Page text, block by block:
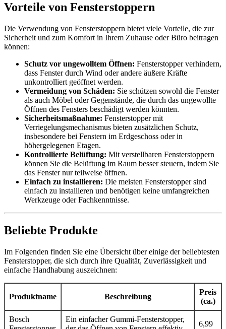
Vorteile von Fensterstoppern
Die Verwendung von Fensterstoppern bietet viele Vorteile, die zur
Sicherheit und zum Komfort in Ihrem Zuhause oder Büro beitragen
können:
Schutz vor ungewolltem Öffnen: Fensterstopper verhindern,
dass Fenster durch Wind oder andere äußere Kräfte
unkontrolliert geöffnet werden.
Vermeidung von Schäden: Sie schützen sowohl die Fenster
als auch Möbel oder Gegenstände, die durch das ungewollte
Öffnen des Fensters beschädigt werden könnten.
Sicherheitsmaßnahme: Fensterstopper mit
Verriegelungsmechanismus bieten zusätzlichen Schutz,
insbesondere bei Fenstern im Erdgeschoss oder in
höhergelegenen Etagen.
Kontrollierte Belüftung: Mit verstellbaren Fensterstoppern
können Sie die Belüftung im Raum besser steuern, indem Sie
das Fenster nur teilweise öffnen.
Einfach zu installieren: Die meisten Fensterstopper sind
einfach zu installieren und benötigen keine umfangreichen
Werkzeuge oder Fachkenntnisse.
Beliebte Produkte
Im Folgenden finden Sie eine Übersicht über einige der beliebtesten
Fensterstopper, die sich durch ihre Qualität, Zuverlässigkeit und
einfache Handhabung auszeichnen:
Produktname Beschreibung
Preis
(ca.)
Bosch
Ein einfacher Gummi-Fensterstopper,
6,99